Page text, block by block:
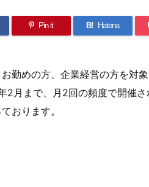
Pin it B! Hatena
勤めの方、企業経営の方を対
2月まで、月2回の頻度で開催
おります。